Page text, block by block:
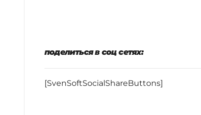
поделиться в соц сетях:
[SvenSoftSocialShareButtons]